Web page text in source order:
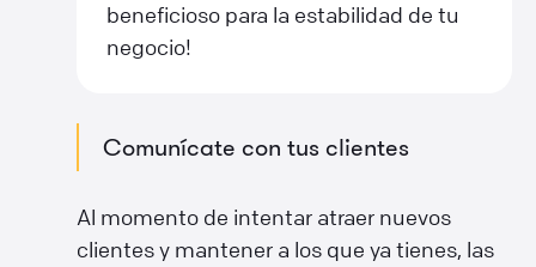
beneficioso para la estabilidad de tu
negocio!
Comunícate con tus clientes
Al momento de intentar atraer nuevos
clientes y mantener a los que ya tienes, las